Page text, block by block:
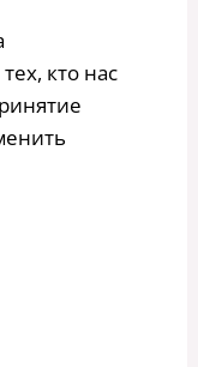
кто нас